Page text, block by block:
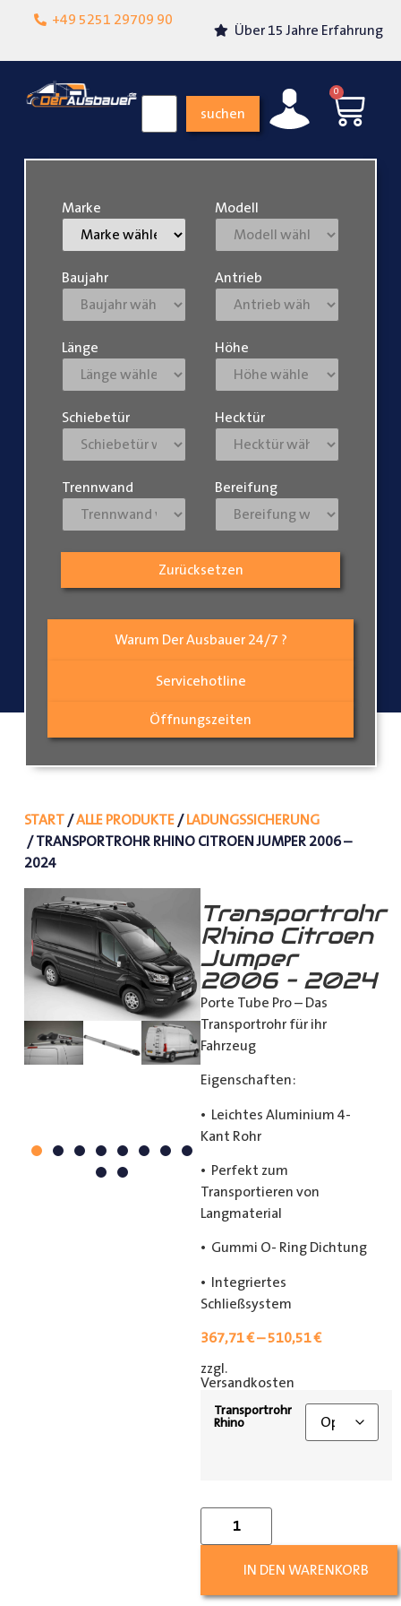
+49 5251 29709 90
Lokalgeschäft in
Über 15 Jahre Erfahrung
suchen
0
Warum Der Ausbauer 24/7 ?
Servicehotline
Öffnungszeiten
Marke Modell
Baujahr Antrieb
Länge Höhe
Schiebetür Hecktür
Trennwand Bereifung
Zurücksetzen
START/ALLE PRODUKTE/LADUNGSSICHERUNG
/ TRANSPORTROHR RHINO CITROEN JUMPER 2006 –
2024
Transportrohr
Rhino Citroen
Jumper
2006 – 2024
Porte Tube Pro – Das
Transportrohr für ihr
Fahrzeug
Eigenschaften:
• Leichtes Aluminium 4-
Kant Rohr
• Perfekt zum
Transportieren von
Langmaterial
• Gummi O- Ring Dichtung
• Integriertes
Schließsystem
367,71€–510,51€
zzgl.
Versandkosten
Transportrohr
Rhino
IN DEN WARENKORB